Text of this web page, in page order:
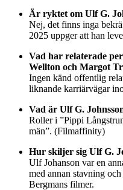
Är ryktet om Ulf G.
Nej, det finns inga
2025 uppger att han
Vad har relaterade
Wellton och Margot
Ingen känd offentlig
liknande karriärvägar
Vad är Ulf G.
Roller i ”Pippi
män”. (Filmaffinity)
Hur skiljer sig Ulf G.
Ulf Johanson var en
med annan stavning
Bergmans filmer.